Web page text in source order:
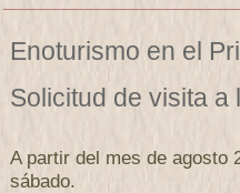
Enoturismo en el
Solicitud de visita
A partir del mes de agosto
sábado.